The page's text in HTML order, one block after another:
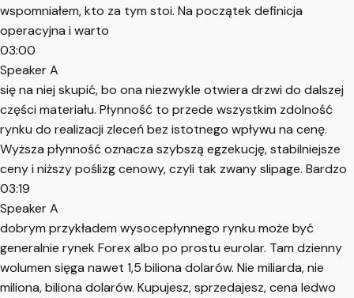
wspomniałem, kto za tym stoi. Na początek definicja
operacyjna i warto
03:00
Speaker A
się na niej skupić, bo ona niezwykle otwiera drzwi do dalszej
części materiału. Płynność to przede wszystkim zdolność
rynku do realizacji zleceń bez istotnego wpływu na cenę.
Wyższa płynność oznacza szybszą egzekucję, stabilniejsze
ceny i niższy poślizg cenowy, czyli tak zwany slipage. Bardzo
03:19
Speaker A
dobrym przykładem wysocepłynnego rynku może być
generalnie rynek Forex albo po prostu eurolar. Tam dzienny
wolumen sięga nawet 1,5 biliona dolarów. Nie miliarda, nie
miliona, biliona dolarów. Kupujesz, sprzedajesz, cena ledwo